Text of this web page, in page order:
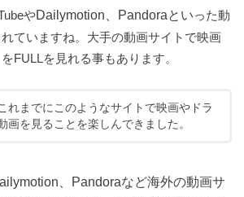
やDailymotion、Pandoraといった動
ていますね。大手の動画サイトで映画
FULLを見れる事もあります。
れまでにこのようなサイトで映画やドラ
画を見ることを楽しんできました。
、Pandoraなど海外の動画サ